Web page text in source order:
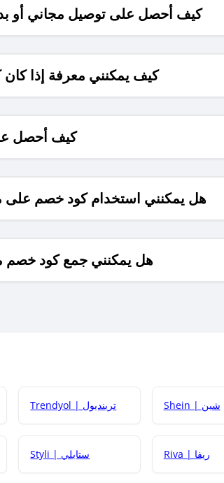
كيف أحصل على توصيل مجاني أو
كيف يمكنني معرفة إذا
كيف أحصل
هل يمكنني استخدام كود خصم على
هل يمكنني جمع كود خصم
Trendyol | ترينديول Shein | شين
Styli | ستايلي Riva | ريفا